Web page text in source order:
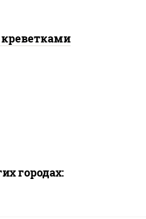
креветками
городах: